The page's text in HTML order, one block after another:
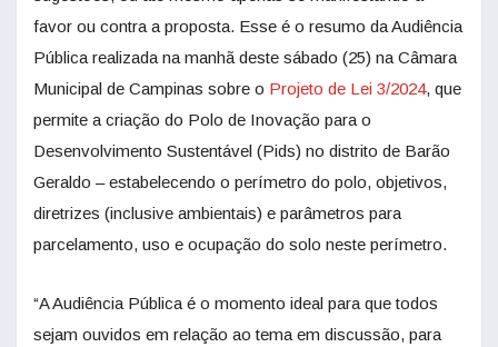
favor ou contra a proposta. Esse é o resumo da Audiência
Pública realizada na manhã deste sábado (25) na Câmara
Municipal de Campinas sobre o Projeto de Lei 3/2024, que
permite a criação do Polo de Inovação para o
Desenvolvimento Sustentável (Pids) no distrito de Barão
Geraldo – estabelecendo o perímetro do polo, objetivos,
diretrizes (inclusive ambientais) e parâmetros para
parcelamento, uso e ocupação do solo neste perímetro.
“A Audiência Pública é o momento ideal para que todos
sejam ouvidos em relação ao tema em discussão, para